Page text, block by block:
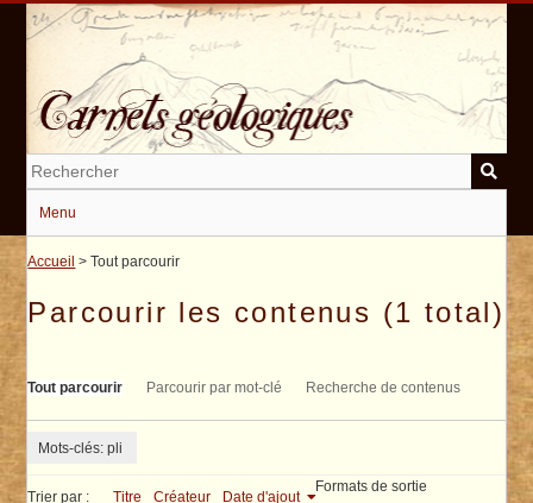
Passer
Menu
Accueil > Tout parcourir
Parcourir les contenus (1 total)
Tout parcourir Parcourir par mot-clé Recherche de contenus
Mots-clés: pli
Trier par : Titre Créateur Date d'ajout
Formats de sortie